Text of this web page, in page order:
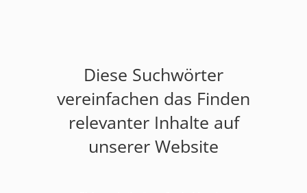
Diese Suchwörter
vereinfachen das Finden
relevanter Inhalte auf
unserer Website